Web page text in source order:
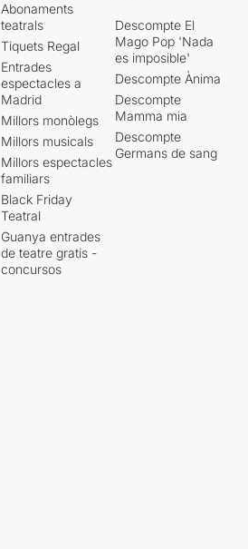
Abonaments
teatrals
Tiquets Regal
Entrades
espectacles a
Madrid
Millors monòlegs
Millors musicals
Millors espectacles
familiars
Black Friday
Teatral
Guanya entrades
de teatre gratis -
concursos
Descompte El
Mago Pop 'Nada
es imposible'
Descompte Ànima
Descompte
Mamma mia
Descompte
Germans de sang